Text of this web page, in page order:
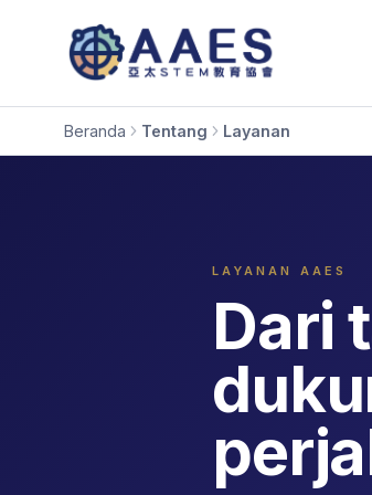
Beranda Tentang Layanan
LAYANAN AAES
Dari